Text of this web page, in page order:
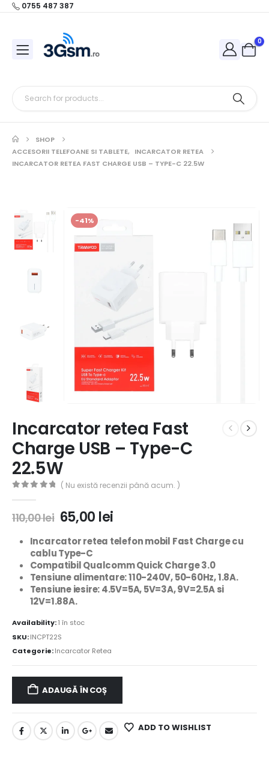
0755 487 387
0
SHOP
ACCESORII TELEFOANE SI TABLETE, INCARCATOR RETEA
INCARCATOR RETEA FAST CHARGE USB – TYPE-C 22.5W
-41%
Incarcator retea Fast
Charge USB – Type-C
22.5W
( Nu există recenzii până acum. )
110,00lei 65,00 lei
Incarcator retea telefon mobil Fast Charge cu
cablu Type-C
Compatibil Qualcomm Quick Charge 3.0
Tensiune alimentare: 110-240V, 50-60Hz, 1.8A.
Tensiune iesire: 4.5V=5A, 5V=3A, 9V=2.5A si
12V=1.88A.
Availability:1 în stoc
SKU:INCPT22S
Categorie:Incarcator Retea
ADAUGĂ ÎN COȘ
ADD TO WISHLIST